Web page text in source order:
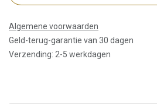
Algemene voorwaarden
Geld-terug-garantie van 30 dagen
Verzending: 2-5 werkdagen